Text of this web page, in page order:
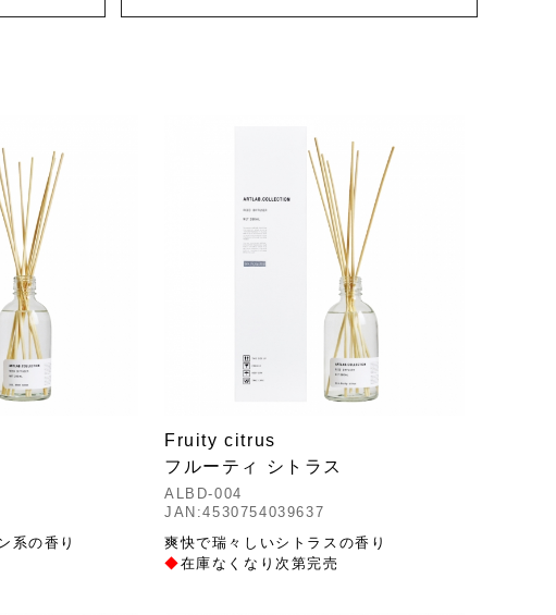
系の香り
Fruity citrus
フルーティ シトラス
ALBD-004
JAN:4530754039637
爽快で瑞々しいシトラスの香り
◆在庫なくなり次第完売